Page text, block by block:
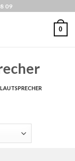
09
0